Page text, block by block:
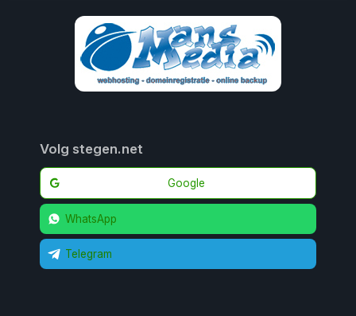
Volg stegen.net
Google
WhatsApp
Telegram